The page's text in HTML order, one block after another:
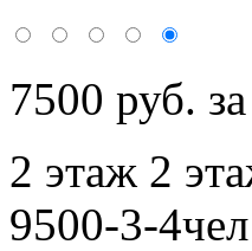
7500 руб.
2 этаж 2
9500-3-4чел